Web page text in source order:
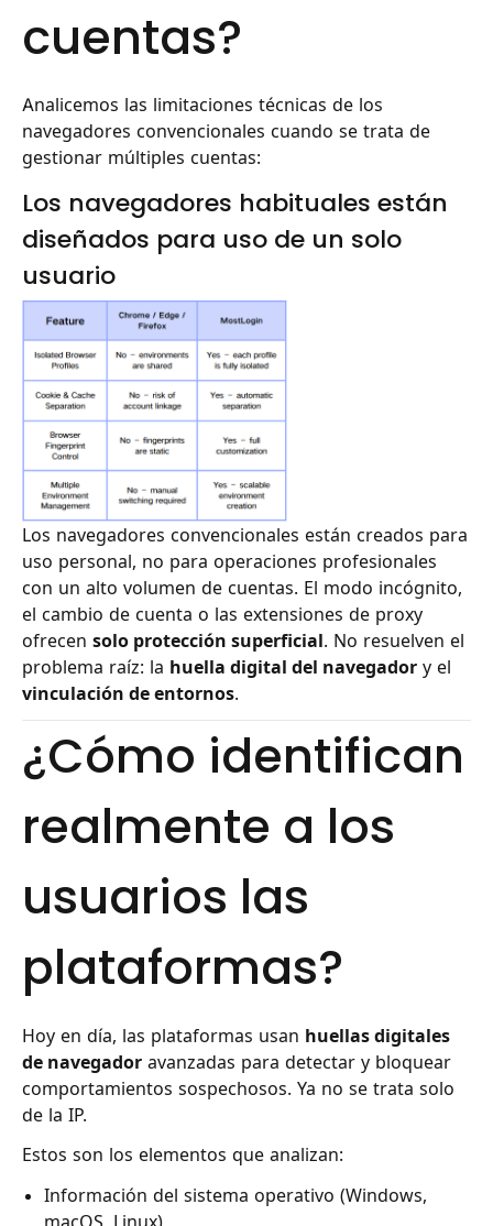
cuentas?
Analicemos las limitaciones técnicas de los
navegadores convencionales cuando se trata de
gestionar múltiples cuentas:
Los navegadores habituales están
diseñados para uso de un solo
usuario
Los navegadores convencionales están creados para
uso personal, no para operaciones profesionales
con un alto volumen de cuentas. El modo incógnito,
el cambio de cuenta o las extensiones de proxy
ofrecen solo protección superficial. No resuelven el
problema raíz: la huella digital del navegador y el
vinculación de entornos.
¿Cómo identifican
realmente a los
usuarios las
plataformas?
Hoy en día, las plataformas usan huellas digitales
de navegador avanzadas para detectar y bloquear
comportamientos sospechosos. Ya no se trata solo
de la IP.
Estos son los elementos que analizan:
Información del sistema operativo (Windows,